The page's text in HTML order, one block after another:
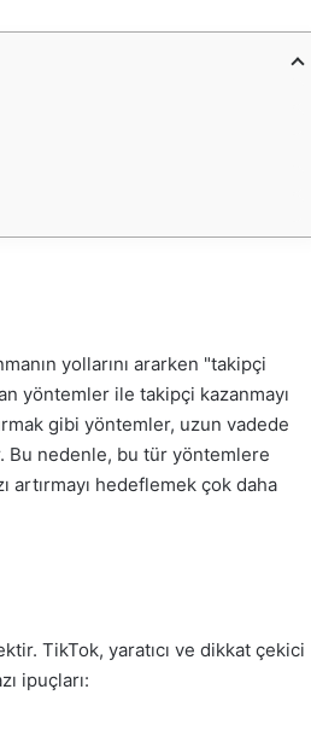
yollarını ararken "takipçi
yöntemler ile takipçi kazanmayı
gibi yöntemler, uzun vadede
Bu nedenle, bu tür yöntemlere
artırmayı hedeflemek çok daha
TikTok, yaratıcı ve dikkat çekici
ipuçları: